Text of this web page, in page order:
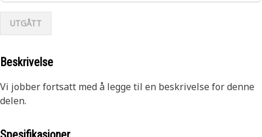
UTGÅTT
Beskrivelse
Vi jobber fortsatt med å legge til en beskrivelse for denne
delen.